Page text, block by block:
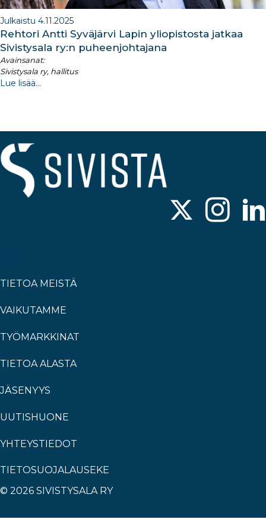
Julkaistu 4.11.2025
Rehtori Antti Syväjärvi Lapin yliopistosta jatkaa
Sivistysala ry:n puheenjohtajana
Avainsanat:
Sivistysala ry, hallitus
Lue lisää...
TIETOA MEISTÄ
VAIKUTAMME
TYÖMARKKINAT
TIETOA ALASTA
JÄSENYYS
UUTISHUONE
YHTEYSTIEDOT
TIETOSUOJALAUSEKE
© 2026 SIVISTYSALA RY